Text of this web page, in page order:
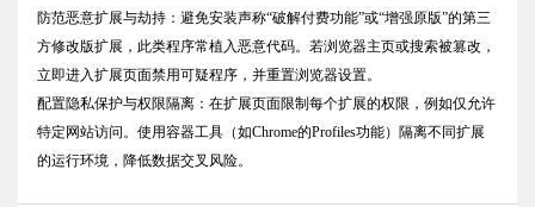
防范恶意扩展与劫持：避免安装声称“破解付费功能”或“增强原版”的第三
方修改版扩展，此类程序常植入恶意代码。若浏览器主页或搜索被篡改，
立即进入扩展页面禁用可疑程序，并重置浏览器设置。
配置隐私保护与权限隔离：在扩展页面限制每个扩展的权限，例如仅允许
特定网站访问。使用容器工具（如Chrome的Profiles功能）隔离不同扩展
的运行环境，降低数据交叉风险。